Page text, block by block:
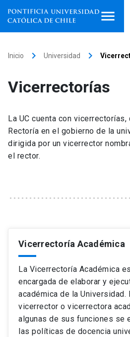
Facultades, escuelas e
Investigación
Internacionalización
Información para
Futuros estudiantes
Estudiantes
Académicos
Go to english site launch
ACCESOS DIRECTOS
Admisión launch
Inicio keyboard_arrow_right Universidad keyboard_arrow_right
Vicerrectorías
La UC cuenta con vicerrectorías,
Rectoría en el gobierno de la
dirigida por un vicerrector
el rector.
Vicerrectoría Académica
La Vicerrectoría Académica
encargada de elaborar y
académica de la Universidad.
vicerrector o vicerrectora
algunas de sus funciones se
las políticas de docencia